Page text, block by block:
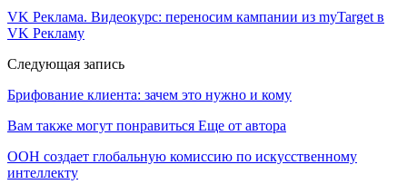
VK Реклама. Видеокурс: переносим кампании из myTarget в
VK Рекламу
Следующая запись
Брифование клиента: зачем это нужно и кому
Вам также могут понравиться Еще от автора
ООН создает глобальную комиссию по искусственному
интеллекту